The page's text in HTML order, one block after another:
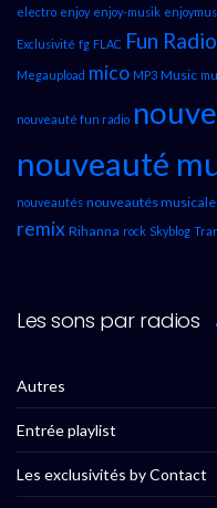
electro enjoy enjoy-musik
Exclusivité fg FLAC Fun Radio
Megaupload mico MP3 Music
nouveauté fun radio
nouveauté
nouveautés nouveautés
remix Rihanna rock Skyblog
Les sons par radios
Autres
Entrée playlist
Les exclusivités by Contact